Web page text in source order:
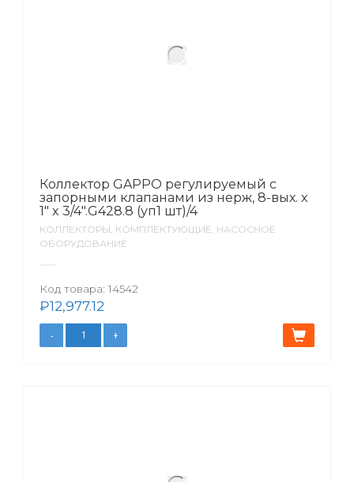
Коллектор GAPPO регулируемый с
запорными клапанами из нерж, 8-вых. x
1″ x 3/4″.G428.8 (уп1 шт)/4
КОЛЛЕКТОРЫ, КОМПЛЕКТУЮЩИЕ, НАСОСНОЕ
ОБОРУДОВАНИЕ
Код товара: 14542
₽12,977.12